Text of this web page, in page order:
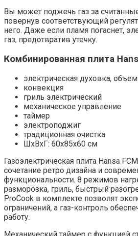
Вы может поджечь газ за
повернув соответствующий
него. Даже если пламя погаснет,
газ, предотвратив утечку.
Комбинированная плита
электрическая духовка,
конвекция
гриль электрический
механическое управление
таймер
электроподжиг
традиционная очистка
ШхВхГ: 60х85х60 см
Газоэлектрическая плита Hansa
сочетание ретро дизайна и
функциональности. 8 режимов
разморозка, гриль, быстрый
ProCook в комплекте позволят
ограничений, а газ-контроль
работу.